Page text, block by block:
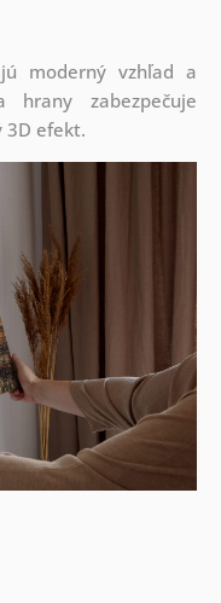
moderný vzhľad a
hrany zabezpečuje
3D efekt.